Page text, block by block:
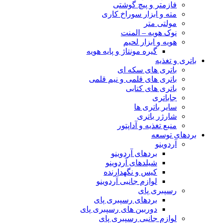
فازمتر و پیچ گوشتی
مته و ابزار سوراخ کاری
مولتی متر
نوک هویه – المنت
هویه و ابزار لحیم
گیره مونتاژ و پایه هویه
باتری و تغذیه
باتری های سکه ای
باتری های قلمی و نیم قلمی
باتری های کتابی
جاباتری
سایر باتری ها
شارژر باتری
منبع تغذیه و آداپتور
بردهای توسعه
آردوینو
بردهای آردوینو
شیلدهای آردوینو
کیس و نگهدارنده
لوازم جانبی آردوینو
رسپبری پای
بردهای رسپبری پای
دوربین های رسپبری پای
لوازم جانبی رسپبری پای